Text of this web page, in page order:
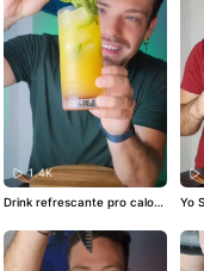
rona #coronita
de
ur
ink
1.4K
Drink refrescante pro calor
se calor e sofrendo porque
não tem uma piscina ou não
está na praia? Bora aprende
Yo
a
❤️🎤